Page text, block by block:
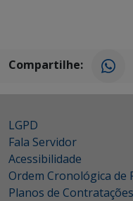
Compartilhe:
LGPD
Fala Servidor
Acessibilidade
Ordem Cronológica de
Planos de